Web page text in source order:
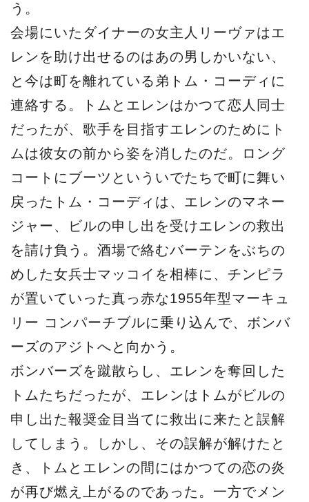
う。
会場にいたダイナーの女主人リーヴァはエ
レンを助け出せるのはあの男しかいない、
と今は町を離れている弟トム・コーディに
連絡する。トムとエレンはかつて恋人同士
だったが、歌手を目指すエレンのためにト
ムは彼女の前から姿を消したのだ。ロング
コートにブーツといういでたちで町に舞い
戻ったトム・コーディは、エレンのマネー
ジャー、ビルの申し出を受けエレンの救出
を請け負う。酒場で絡むバーテンをぶちの
めした女兵士マッコイを相棒に、チンピラ
が置いていった真っ赤な1955年型マーキュ
リー コンパーチブルに乗り込んで、ボンバ
ーズのアジトへと向かう。
ボンバーズを蹴散らし、エレンを奪回した
トムたちだったが、エレンはトムがビルの
申し出た報奨金目当てに救出に来たと誤解
してしまう。しかし、その誤解が解けたと
き、トムとエレンの間にはかつての恋の炎
が再び燃え上がるのであった。一方でメン